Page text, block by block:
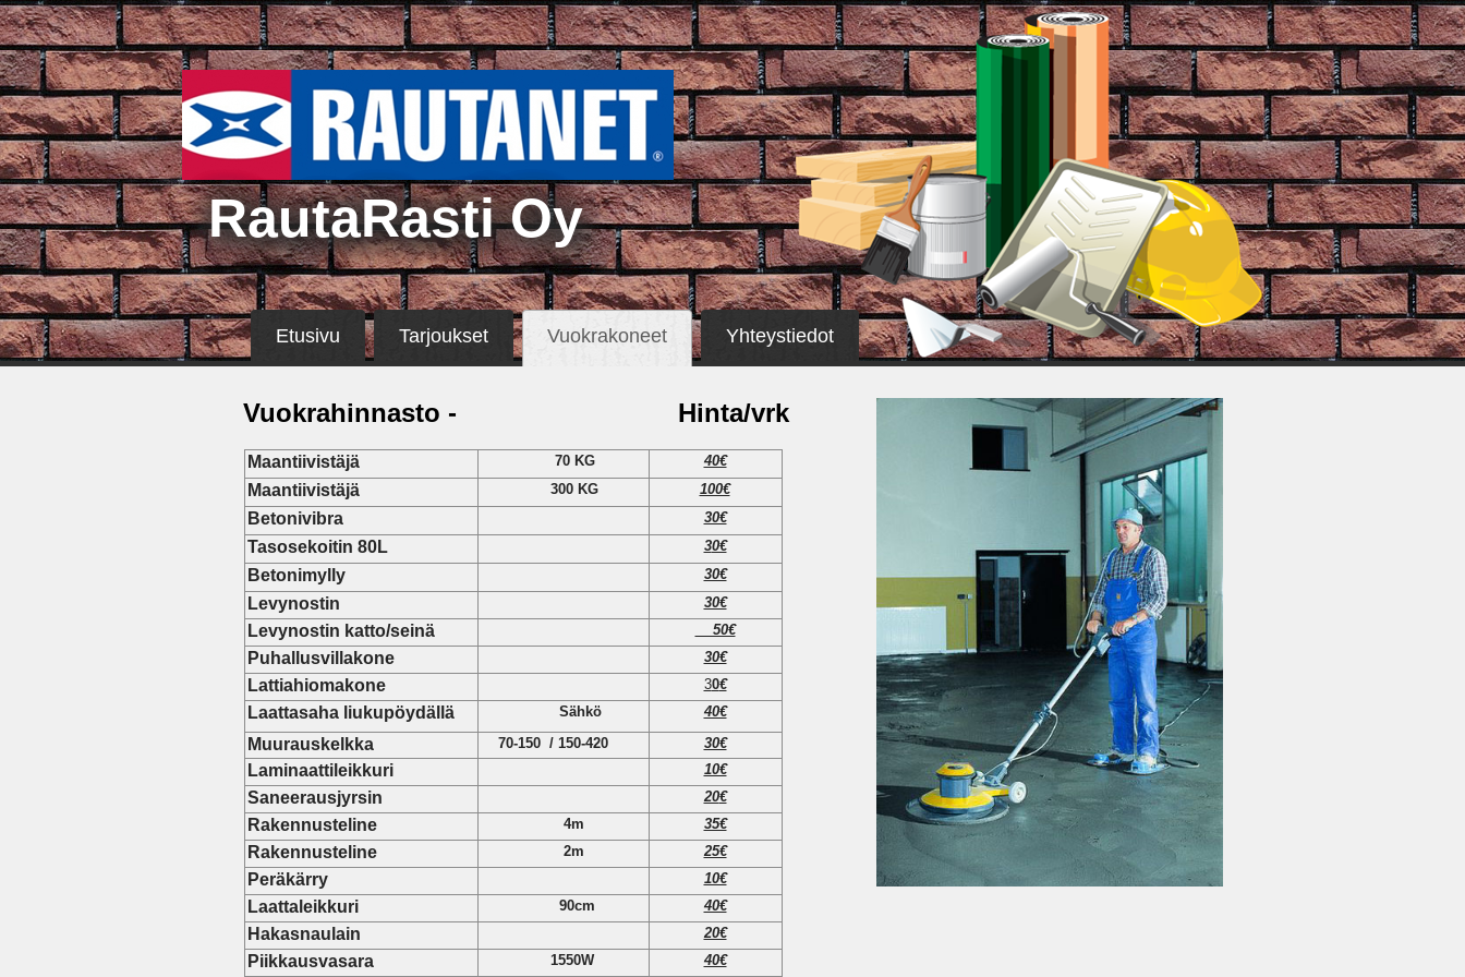
RautaRasti Oy
Etusivu Tarjoukset Vuokrakoneet Yhteystiedot
Vuokrahinnasto - Hinta/vrk
Maantiivistäjä 70 KG 40€
Maantiivistäjä 300 KG 100€
Betonivibra 30€
Tasosekoitin 80L 30€
Betonimylly 30€
Levynostin 30€
Levynostin katto/seinä 50€
Puhallusvillakone 30€
Lattiahiomakone 30€
Laattasaha liukupöydällä Sähkö 40€
Muurauskelkka 70-150 / 150-420 30€
Laminaattileikkuri 10€
Saneerausjyrsin 20€
Rakennusteline 4m 35€
Rakennusteline 2m 25€
Peräkärry 10€
Laattaleikkuri 90cm 40€
Hakasnaulain 20€
Piikkausvasara 1550W 40€